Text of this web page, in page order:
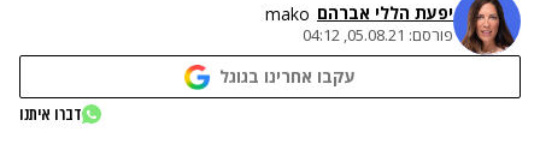
יפעת הללי אברהם mako
פורסם: 05.08.21, 04:12
עקבו אחרינו בגוגל
נתקלנו בבעיה
דברו איתנו